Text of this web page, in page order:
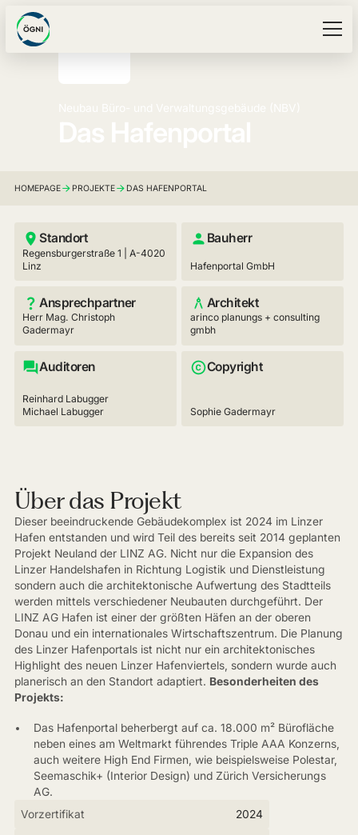
HOMEPAGE PROJEKTE DAS HAFENPORTAL
Standort
Regensburgerstraße 1 | A-4020
Linz
Bauherr
Hafenportal GmbH
Ansprechpartner
Herr Mag. Christoph
Gadermayr
Architekt
arinco planungs + consulting
gmbh
Auditoren
Reinhard Labugger
Michael Labugger
Copyright
Sophie Gadermayr
Über das Projekt
Dieser beeindruckende Gebäudekomplex ist 2024 im Linzer
Hafen entstanden und wird Teil des bereits seit 2014 geplanten
Projekt Neuland der LINZ AG. Nicht nur die Expansion des
Linzer Handelshafen in Richtung Logistik und Dienstleistung
sondern auch die architektonische Aufwertung des Stadtteils
werden mittels verschiedener Neubauten durchgeführt. Der
LINZ AG Hafen ist einer der größten Häfen an der oberen
Donau und ein internationales Wirtschaftszentrum. Die Planung
des Linzer Hafenportals ist nicht nur ein architektonisches
Highlight des neuen Linzer Hafenviertels, sondern wurde auch
planerisch an den Standort adaptiert. Besonderheiten des
Projekts:
Das Hafenportal beherbergt auf ca. 18.000 m² Bürofläche
neben eines am Weltmarkt führendes Triple AAA Konzerns,
auch weitere High End Firmen, wie beispielsweise Polestar,
Seemaschik+ (Interior Design) und Zürich Versicherungs
AG.
Vorzertifikat
2024